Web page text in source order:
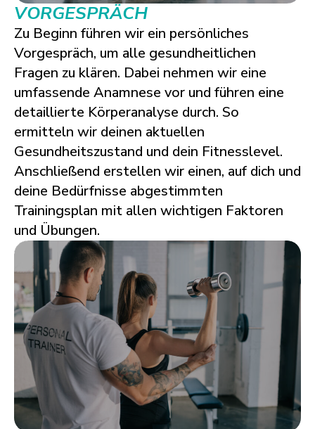
VORGESPRÄCH
Zu Beginn führen wir ein persönliches
Vorgespräch, um alle gesundheitlichen
Fragen zu klären. Dabei nehmen wir eine
umfassende Anamnese vor und führen eine
detaillierte Körperanalyse durch. So
ermitteln wir deinen aktuellen
Gesundheitszustand und dein Fitnesslevel.
Anschließend erstellen wir einen, auf dich und
deine Bedürfnisse abgestimmten
Trainingsplan mit allen wichtigen Faktoren
und Übungen.